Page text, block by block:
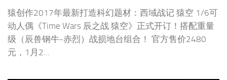
猿创作2017年最新打造科幻题材：西域战记 猿空 1/6可
动人偶《Time Wars 辰之战 猿空》正式开订！搭配重量
级（辰兽钢牛-赤烈）战损地台组合！ 官方售价2480
元，1月2...